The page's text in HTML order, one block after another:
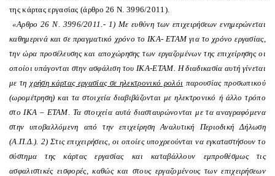
της κάρτας εργασίας (άρθρο 26 Ν. 3996/2011).
«Αρθρο 26 Ν. 3996/2011.- 1) Με ευθύνη των επιχειρήσεων ενημερώνεται
καθημερινά και σε πραγματικό χρόνο το ΙΚΑ- ΕΤΑΜ για το χρόνο εργασίας,
την ώρα προσέλευσης και αποχώρησης των εργαζομένων της επιχείρησης οι
οποίοι υπάγονται στην ασφάλιση του ΙΚΑ-ΕΤΑΜ. Η διαδικασία αυτή γίνεται
με τηχρήση κάρτας εργασίας σε ηλεκτρονικό ρολόι παρουσίας προσωπικού
(ωρομέτρηση) και τα στοιχεία διαβιβάζονται με ηλεκτρονικό ή άλλο τρόπο
στο ΙΚΑ – ΕΤΑΜ. Τα στοιχεία αυτά διασταυρώνονται με τα αναγραφόμενα
στην υποβαλλόμενη από την επιχείρηση Αναλυτική Περιοδική Δήλωση
(Α.Π.Δ.). 2) Στις επιχειρήσεις, οι οποίες υποχρεούνται να εγκαταστήσουν το
σύστημα της κάρτας εργασίας και καταβάλλουν εμπροθέσμως τις
ασφαλιστικές εισφορές, καθώς και στους εργαζομένους των επιχειρήσεων